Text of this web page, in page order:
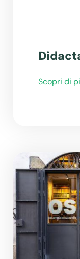
Scopri di